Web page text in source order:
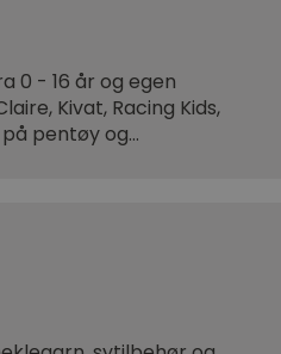
0 - 16 år og egen
Kivat, Racing Kids,
pentøy og…